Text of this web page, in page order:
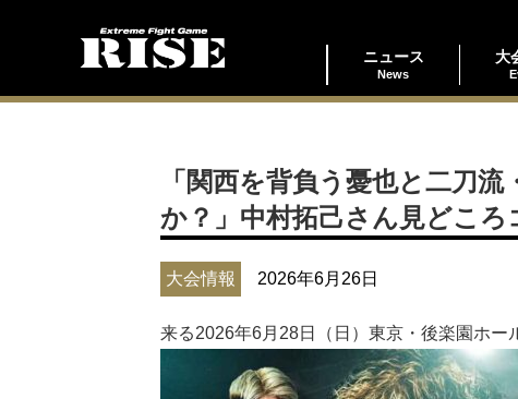
ニュース
News
大
「関西を背負う憂也と二刀
か？」中村拓己さん見どころ
大会情報 2026年6月26日
来る2026年6月28日（日）東京・後楽園ホー